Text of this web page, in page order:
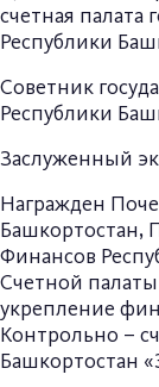
счетная палата
Республики
Советник
Республики
Заслуженный
Награжден
Башкортостан,
Финансов
Счетной
укрепление
Контрольно –
Башкортостан